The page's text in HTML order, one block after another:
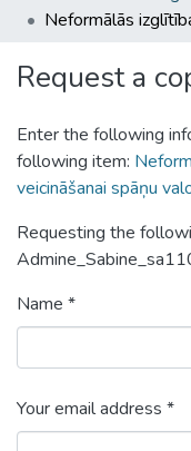
Request a
Enter the following
following item:
veicināšanai spāņu
Requesting the
Name *
Your email address *